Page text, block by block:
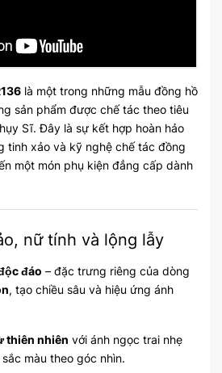
là một trong những mẫu đồng hồ
sản phẩm được chế tác theo tiêu
Sĩ. Đây là sự kết hợp hoàn hảo
tinh xảo và kỹ nghệ chế tác đồng
một món phụ kiện đẳng cấp dành
nữ tính và lộng lẫy
đáo – đặc trưng riêng của dòng
, tạo chiều sâu và hiệu ứng ánh
thiên nhiên với ánh ngọc trai nhẹ
màu theo góc nhìn.